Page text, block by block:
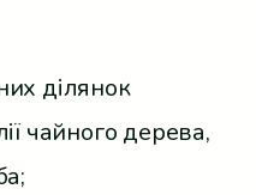
ділянок
чайного дерева,